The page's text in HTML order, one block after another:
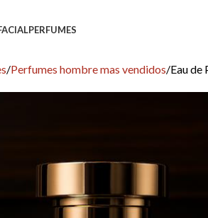
PERFUMES
Perfumes hombre mas vendidos Eau